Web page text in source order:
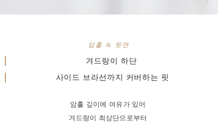
암홀 & 뒷면
겨드랑이 하단
사이드 브라선까지 커버하는 핏
암홀 깊이에 여유가 있어
겨드랑이 최상단으로부터